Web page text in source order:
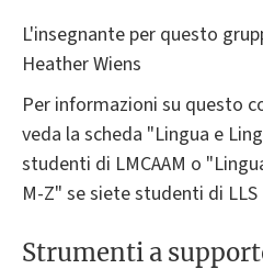
L'insegnante per questo
Heather Wiens
Per informazioni su questo
veda la scheda "Lingua e
studenti di LMCAAM o
M-Z" se siete studenti di LLS
Strumenti a